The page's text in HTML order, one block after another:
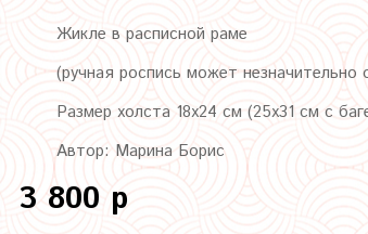
Жикле в расписной раме
(ручная роспись может
Размер холста 18х24 см (25х31 см с
Автор: Марина Борис
3 800 р